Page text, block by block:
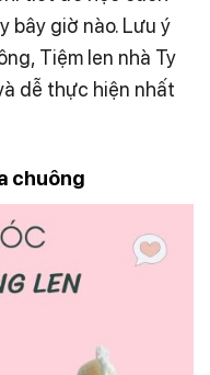
bây giờ nào. Lưu ý
Tiệm len nhà Ty
dễ thực hiện nhất
chuông